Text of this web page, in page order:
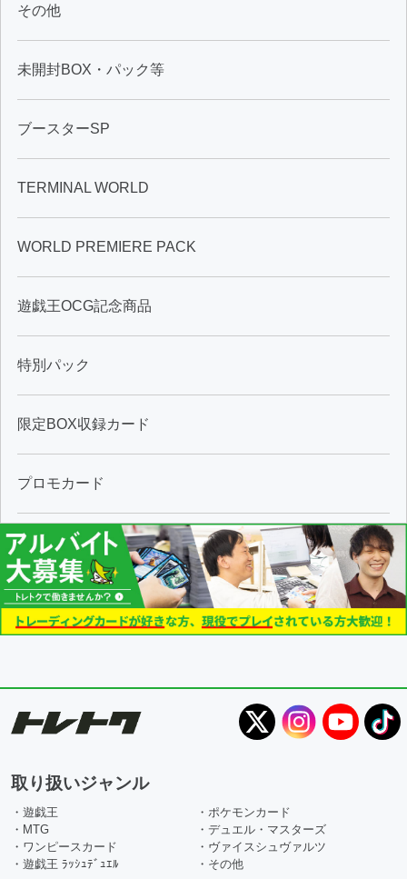
その他
未開封BOX・パック等
ブースターSP
TERMINAL WORLD
WORLD PREMIERE PACK
遊戯王OCG記念商品
特別パック
限定BOX収録カード
プロモカード
取り扱いジャンル
・遊戯王
・ポケモンカード
・MTG
・デュエル・マスターズ
・ワンピースカード
・ヴァイスシュヴァルツ
・遊戯王 ﾗｯｼｭﾃﾞｭｴﾙ
・その他